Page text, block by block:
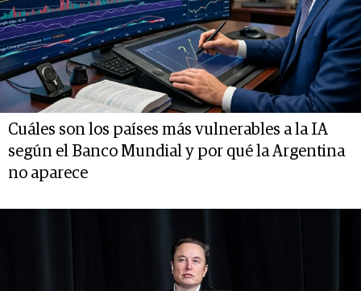
Cuáles son los países más vulnerables a la IA
según el Banco Mundial y por qué la Argentina
no aparece